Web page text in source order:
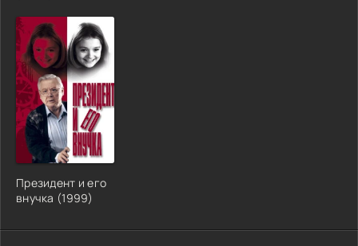
Президент и его
внучка (1999)